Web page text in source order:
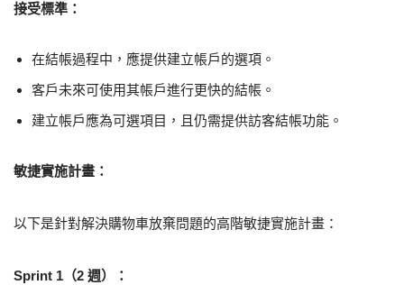
接受標準：
在結帳過程中，應提供建立帳戶的選項。
客戶未來可使用其帳戶進行更快的結帳。
建立帳戶應為可選項目，且仍需提供訪客結帳功能。
敏捷實施計畫：
以下是針對解決購物車放棄問題的高階敏捷實施計畫：
Sprint 1（2 週）：